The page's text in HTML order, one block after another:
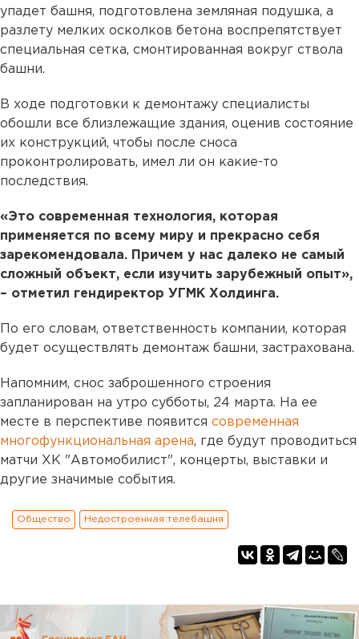
упадет башня, подготовлена земляная подушка, а
разлету мелких осколков бетона воспрепятствует
специальная сетка, смонтированная вокруг ствола
башни.
В ходе подготовки к демонтажу специалисты
обошли все близлежащие здания, оценив состояние
их конструкций, чтобы после сноса
проконтролировать, имел ли он какие-то
последствия.
«Это современная технология, которая
применяется по всему миру и прекрасно себя
зарекомендовала. Причем у нас далеко не самый
сложный объект, если изучить зарубежный опыт»,
– отметил гендиректор УГМК Холдинга.
По его словам, ответственность компании, которая
будет осуществлять демонтаж башни, застрахована.
Напомним, снос заброшенного строения
запланирован на утро субботы, 24 марта. На ее
месте в перспективе появится современная
многофункциональная арена, где будут проводиться
матчи ХК "Автомобилист", концерты, выставки и
другие значимые события.
Общество Недостроенная телебашня